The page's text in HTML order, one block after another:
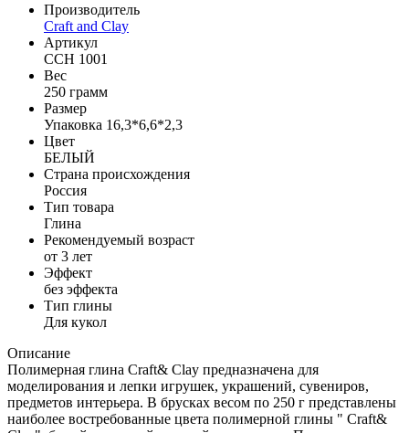
Производитель
Craft and Clay
Артикул
CCH 1001
Вес
250 грамм
Размер
Упаковка 16,3*6,6*2,3
Цвет
БЕЛЫЙ
Страна происхождения
Россия
Тип товара
Глина
Рекомендуемый возраст
от 3 лет
Эффект
без эффекта
Тип глины
Для кукол
Описание
Полимерная глина Craft& Clay предназначена для
моделирования и лепки игрушек, украшений, сувениров,
предметов интерьера. В брусках весом по 250 г представлены
наиболее востребованные цвета полимерной глины " Craft&